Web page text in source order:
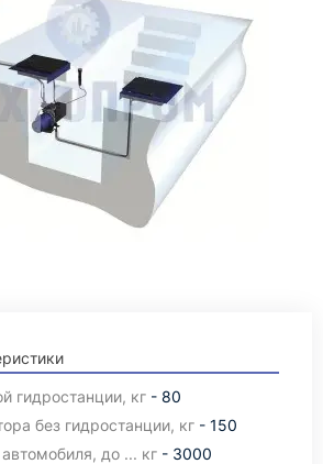
гидростанции, кг - 80
без гидростанции, кг - 150
до ... кг - 3000